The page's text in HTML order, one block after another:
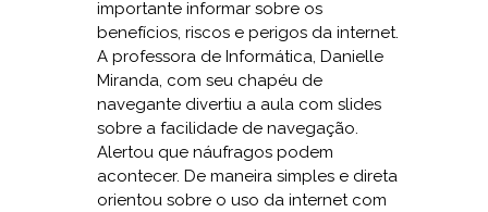
importante informar sobre os
benefícios, riscos e perigos da internet.
A professora de Informática, Danielle
Miranda, com seu chapéu de
navegante divertiu a aula com slides
sobre a facilidade de navegação.
Alertou que náufragos podem
acontecer. De maneira simples e direta
orientou sobre o uso da internet com